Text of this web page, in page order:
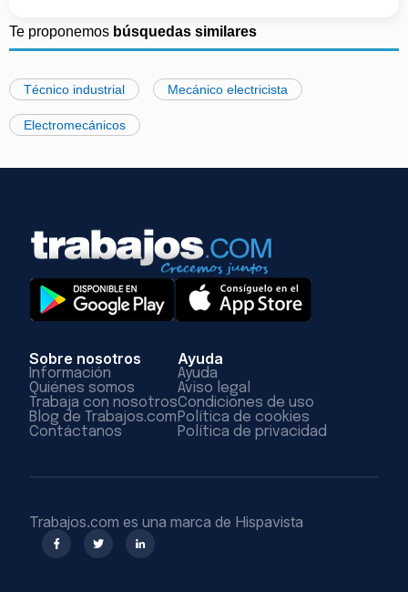
Te proponemos búsquedas similares
Técnico industrial Mecánico electricista
Electromecánicos
Sobre nosotros
Información
Quiénes somos
Trabaja con nosotros
Blog de Trabajos.com
Contáctanos
Ayuda
Ayuda
Aviso legal
Condiciones de uso
Política de cookies
Política de privacidad
Trabajos.com es una marca de Hispavista